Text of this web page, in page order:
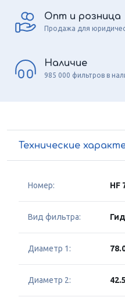
Опт и розница
Продажа для
Наличие
985 000 фильтров в
Технические
Номер: HF
Вид фильтра:
Диаметр 1:
Диаметр 2: